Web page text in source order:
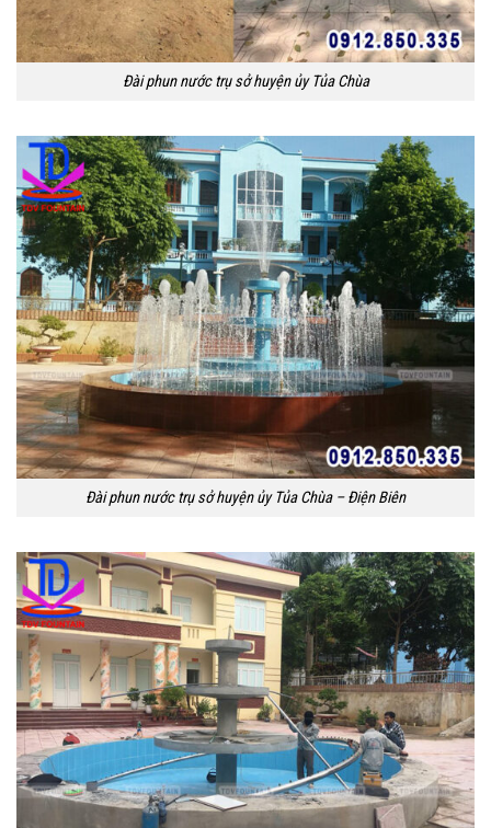
Đài phun nước trụ sở huyện ủy Tủa Chùa
Đài phun nước trụ sở huyện ủy Tủa Chùa – Điện Biên